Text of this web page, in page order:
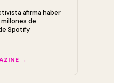
afirma haber
de
Spotify
→